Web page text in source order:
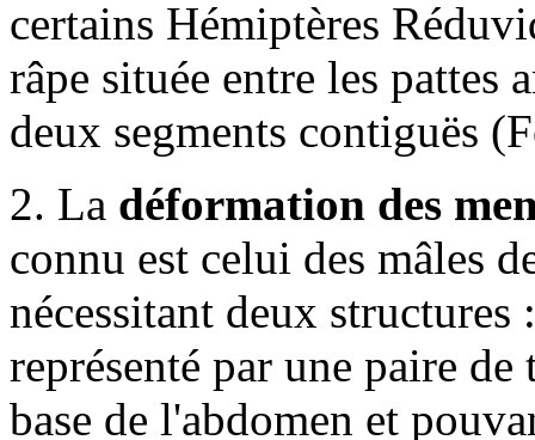
certains Hémiptères
râpe située entre les pattes
deux segments contiguës
2. La déformation des
connu est celui des mâles
nécessitant deux
représenté par une paire
base de l'abdomen et